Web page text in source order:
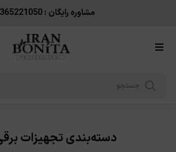
مشاوره رایگان : 09365221050
دسته‌بندی تجهیزات